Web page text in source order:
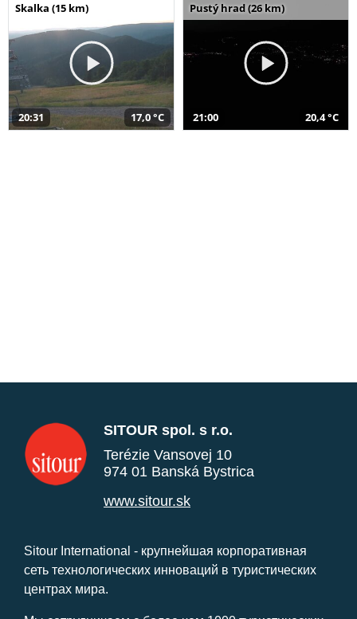
Skalka (15 km)
20:31 17,0 °C
Pustý hrad (26 km)
21:00 20,4 °C
SITOUR spol. s r.o.
Terézie Vansovej 10
974 01 Banská Bystrica
www.sitour.sk
Sitour International - крупнейшая корпоративная
сеть технологических инноваций в туристических
центрах мира.